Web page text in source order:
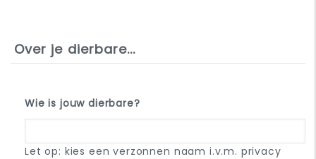
Over je dierbare...
Wie is jouw dierbare?
Let op: kies een verzonnen naam i.v.m. privacy